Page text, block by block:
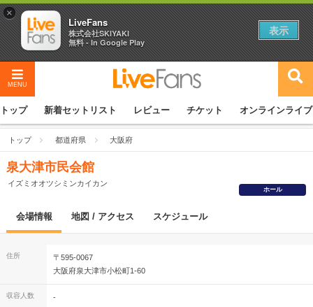
MENU
トップ 新着セットリスト レビュー チケット オンラインライブ
トップ 都道府県 大阪府
泉大津市民会館
イズミオオツシミンカイカン
ホール
会場情報 地図 / アクセス スケジュール
住所
〒595-0067
大阪府泉大津市小松町1-60
収容人数 -
×
LiveFans
株式会社SKIYAKI
無料 - In Google Play
表示